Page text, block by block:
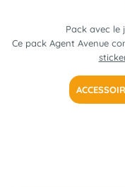
Pack avec le
Ce pack Agent Avenue